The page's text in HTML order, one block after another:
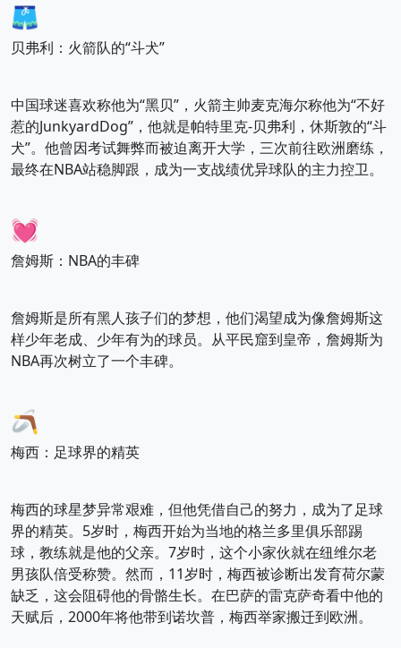
🩳
贝弗利：火箭队的“斗犬”
中国球迷喜欢称他为“黑贝”，火箭主帅麦克海尔称他为“不好
惹的JunkyardDog”，他就是帕特里克-贝弗利，休斯敦的“斗
犬”。他曾因考试舞弊而被迫离开大学，三次前往欧洲磨练，
最终在NBA站稳脚跟，成为一支战绩优异球队的主力控卫。
💓
詹姆斯：NBA的丰碑
詹姆斯是所有黑人孩子们的梦想，他们渴望成为像詹姆斯这
样少年老成、少年有为的球员。从平民窟到皇帝，詹姆斯为
NBA再次树立了一个丰碑。
🪃
梅西：足球界的精英
梅西的球星梦异常艰难，但他凭借自己的努力，成为了足球
界的精英。5岁时，梅西开始为当地的格兰多里俱乐部踢
球，教练就是他的父亲。7岁时，这个小家伙就在纽维尔老
男孩队倍受称赞。然而，11岁时，梅西被诊断出发育荷尔蒙
缺乏，这会阻碍他的骨骼生长。在巴萨的雷克萨奇看中他的
天赋后，2000年将他带到诺坎普，梅西举家搬迁到欧洲。